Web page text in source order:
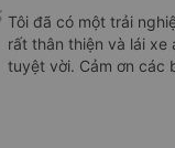
bạn nên sử dụng dịch
Tôi đã có một trải
rất thân thiện và lái xe
tuyệt vời. Cảm ơn các